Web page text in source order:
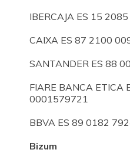
IBERCAJA ES 15
CAIXA ES 87 2100
SANTANDER ES 88
FIARE BANCA ETICA
0001579721
BBVA ES 89 0182
Bizum